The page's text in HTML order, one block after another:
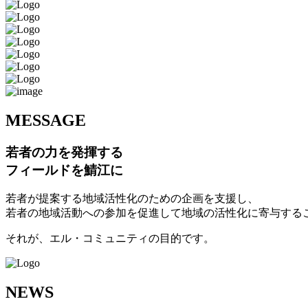
MESSAGE
若者の力を発揮する
フィールドを鯖江に
若者が提案する地域活性化のための企画を支援し、
若者の地域活動への参加を促進して地域の活性化に寄与する
それが、エル・コミュニティの目的です。
NEWS